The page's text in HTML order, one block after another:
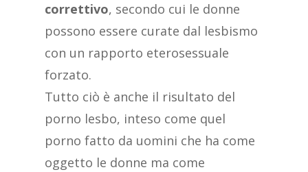
correttivo, secondo cui le donne
possono essere curate dal lesbismo
con un rapporto eterosessuale
forzato.
Tutto ciò è anche il risultato del
porno lesbo, inteso come quel
porno fatto da uomini che ha come
oggetto le donne ma come